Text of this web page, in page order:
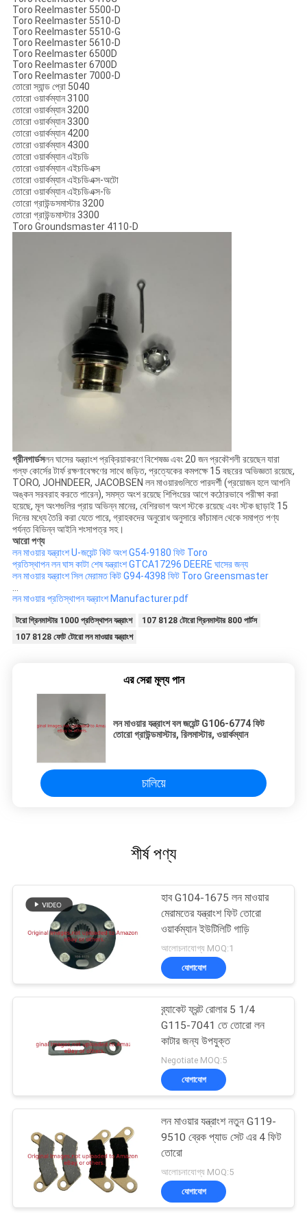
Toro Reelmaster 5500-D
Toro Reelmaster 5510-D
Toro Reelmaster 5510-G
Toro Reelmaster 5610-D
Toro Reelmaster 6500D
Toro Reelmaster 6700D
Toro Reelmaster 7000-D
তোরো স্যান্ড প্রো 5040
তোরো ওয়ার্কম্যান 3100
তোরো ওয়ার্কম্যান 3200
তোরো ওয়ার্কম্যান 3300
তোরো ওয়ার্কম্যান 4200
তোরো ওয়ার্কম্যান 4300
তোরো ওয়ার্কম্যান এইচডি
তোরো ওয়ার্কম্যান এইচডিএক্স
তোরো ওয়ার্কম্যান এইচডিএক্স-অটো
তোরো ওয়ার্কম্যান এইচডিএক্স-ডি
তোরো গ্রাউন্ডসমাস্টার 3200
তোরো গ্রাউন্ডমাস্টার 3300
Toro Groundsmaster 4110-D
গ্রীনগার্ডসলন ঘাসের যন্ত্রাংশ প্রক্রিয়াকরণে বিশেষজ্ঞ এবং 20 জন প্রকৌশলী রয়েছেন যারা
গল্ফ কোর্সের টার্ফ রক্ষণাবেক্ষণের সাথে জড়িত, প্রত্যেকের কমপক্ষে 15 বছরের অভিজ্ঞতা রয়েছে,
TORO, JOHNDEER, JACOBSEN লন মাওয়ারগুলিতে পারদর্শী (প্রয়োজন হলে আপনি
অঙ্কন সরবরাহ করতে পারেন), সমস্ত অংশ রয়েছে শিপিংয়ের আগে কঠোরভাবে পরীক্ষা করা
হয়েছে, মূল অংশগুলির প্রায় অভিন্ন মানের, বেশিরভাগ অংশ স্টকে রয়েছে এবং স্টক ছাড়াই 15
দিনের মধ্যে তৈরি করা যেতে পারে, গ্রাহকদের অনুরোধ অনুসারে কাঁচামাল থেকে সমাপ্ত পণ্য
পর্যন্ত বিভিন্ন আইনি শংসাপত্র সহ।
আরো পণ্য
লন মাওয়ার যন্ত্রাংশ U-জয়েন্ট কিট অংশ G54-9180 ফিট Toro
প্রতিস্থাপন লন ঘাস কাটা শেষ যন্ত্রাংশ GTCA17296 DEERE ঘাসের জন্য
লন মাওয়ার যন্ত্রাংশ সিল মেরামত কিট G94-4398 ফিট Toro Greensmaster
...
লন মাওয়ার প্রতিস্থাপন যন্ত্রাংশ Manufacturer.pdf
টরো গ্রিনমাস্টার 1000 প্রতিস্থাপন যন্ত্রাংশ
107 8128 টোরো গ্রিনমাস্টার 800 পার্টস
107 8128 ফোট টোরো লন মাওয়ার যন্ত্রাংশ
এর সেরা মূল্য পান
লন মাওয়ার যন্ত্রাংশ বল জয়েন্ট G106-6774 ফিট
তোরো গ্রাউন্ডমাস্টার, রিলমাস্টার, ওয়ার্কম্যান
চালিয়ে
শীর্ষ পণ্য
হাব G104-1675 লন মাওয়ার
মেরামতের যন্ত্রাংশ ফিট তোরো
ওয়ার্কম্যান ইউটিলিটি গাড়ি
আলোচনাযোগ্য MOQ:1
যোগাযোগ
ব্র্যাকেট ফ্রন্ট রোলার 5 1/4
G115-7041 তে তোরো লন
কাটার জন্য উপযুক্ত
Negotiate MOQ:5
যোগাযোগ
লন মাওয়ার যন্ত্রাংশ নতুন G119-
9510 ব্রেক প্যাড সেট এর 4 ফিট
তোরো
আলোচনাযোগ্য MOQ:5
যোগাযোগ